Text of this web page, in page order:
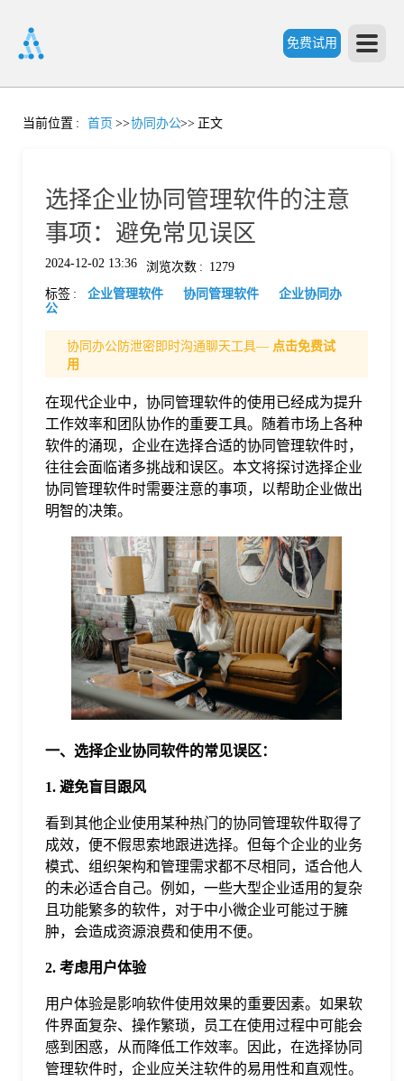
免费试用
首
格
当前位置 : 首页 >>协同办公>> 正文
选择企业协同管理软件的注意
事项：避免常见误区
2024-12-02 13:36 浏览次数 : 1279
标签 : 企业管理软件 协同管理软件
企业协同办
公
协同办公防泄密即时沟通聊天工具— 点击免费试
用
在现代企业中，协同管理软件的使用已经成为提升
工作效率和团队协作的重要工具。随着市场上各种
软件的涌现，企业在选择合适的协同管理软件时，
往往会面临诸多挑战和误区。本文将探讨选择企业
协同管理软件时需要注意的事项，以帮助企业做出
明智的决策。
一、选择企业协同软件的常见误区：
1. 避免盲目跟风
看到其他企业使用某种热门的协同管理软件取得了
成效，便不假思索地跟进选择。但每个企业的业务
模式、组织架构和管理需求都不尽相同，适合他人
的未必适合自己。例如，一些大型企业适用的复杂
且功能繁多的软件，对于中小微企业可能过于臃
肿，会造成资源浪费和使用不便。
2. 考虑用户体验
用户体验是影响软件使用效果的重要因素。如果软
件界面复杂、操作繁琐，员工在使用过程中可能会
感到困惑，从而降低工作效率。因此，在选择协同
管理软件时，企业应关注软件的易用性和直观性。